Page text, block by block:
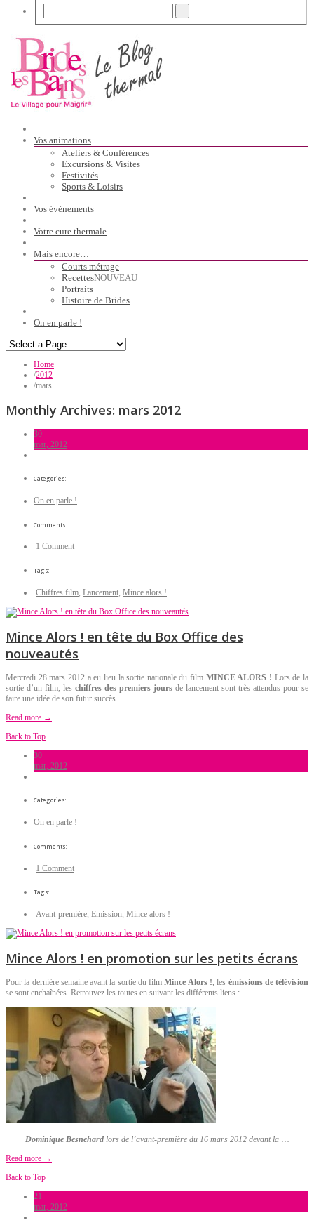
Vos animations
Ateliers & Conférences
Excursions & Visites
Festivités
Sports & Loisirs
Vos évènements
Votre cure thermale
Mais encore…
Courts métrage
RecettesNOUVEAU
Portraits
Histoire de Brides
On en parle !
Home
/2012
/mars
Monthly Archives: mars 2012
30
mar, 2012
Categories:
On en parle !
Comments:
1 Comment
Tags:
Chiffres film, Lancement, Mince alors !
Mince Alors ! en tête du Box Office des
nouveautés
Mercredi 28 mars 2012 a eu lieu la sortie nationale du film MINCE ALORS ! Lors de la
sortie d’un film, les chiffres des premiers jours de lancement sont très attendus pour se
faire une idée de son futur succès.…
Read more →
Back to Top
30
mar, 2012
Categories:
On en parle !
Comments:
1 Comment
Tags:
Avant-première, Emission, Mince alors !
Mince Alors ! en promotion sur les petits écrans
Pour la dernière semaine avant la sortie du filmMince Alors !, les émissions de télévision
se sont enchaînées. Retrouvez les toutes en suivant les différents liens :
Dominique Besnehardlors de l’avant-première du 16 mars 2012 devant la …
Read more →
Back to Top
21
mar, 2012